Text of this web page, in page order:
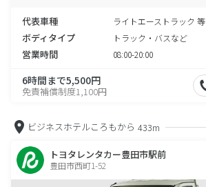
代表車種 ライトエーストラック 等
ボディタイプ トラック・バスなど
営業時間 08:00-20:00
6時間まで5,500円
免責補償制度1,100円
ビジネスホテルころもから 433m
トヨタレンタカー豊田市駅前
豊田市西町1-52